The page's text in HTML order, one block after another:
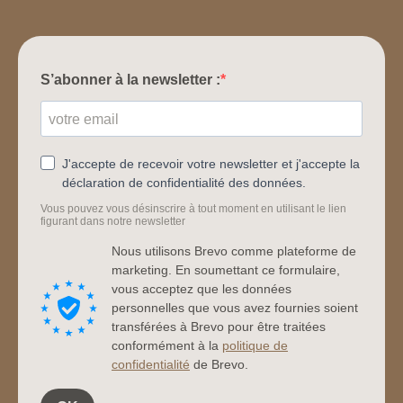
S’abonner à la newsletter :
J'accepte de recevoir votre newsletter et j'accepte la
déclaration de confidentialité des données.
Vous pouvez vous désinscrire à tout moment en utilisant le lien
figurant dans notre newsletter
Nous utilisons Brevo comme plateforme de
marketing. En soumettant ce formulaire,
vous acceptez que les données
personnelles que vous avez fournies soient
transférées à Brevo pour être traitées
conformément à la politique de
confidentialité de Brevo.